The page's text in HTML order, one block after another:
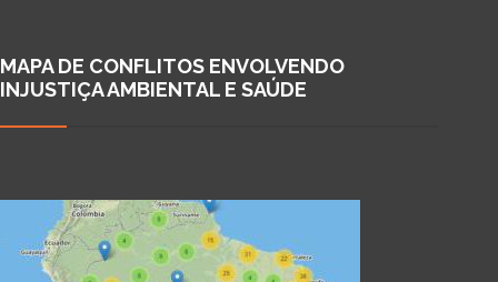
MAPA DE CONFLITOS ENVOLVENDO
INJUSTIÇA AMBIENTAL E SAÚDE